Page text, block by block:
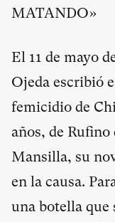
MATANDO»
El 11 de mayo
Ojeda escribió
femicidio de
años, de
Mansilla, su
en la causa.
una botella que